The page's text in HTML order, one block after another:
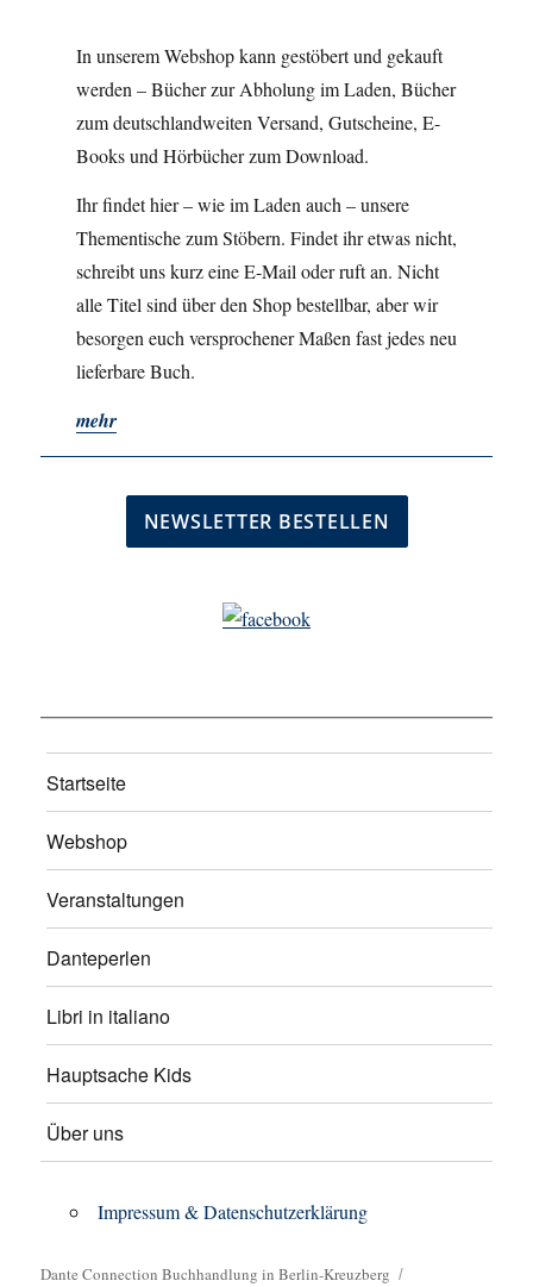
In unserem Webshop kann gestöbert und gekauft
werden – Bücher zur Abholung im Laden, Bücher
zum deutschlandweiten Versand, Gutscheine, E-
Books und Hörbücher zum Download.
Ihr findet hier – wie im Laden auch – unsere
Thementische zum Stöbern. Findet ihr etwas nicht,
schreibt uns kurz eine E-Mail oder ruft an. Nicht
alle Titel sind über den Shop bestellbar, aber wir
besorgen euch versprochener Maßen fast jedes neu
lieferbare Buch.
mehr
Startseite
Webshop
Veranstaltungen
Danteperlen
Libri in italiano
Hauptsache Kids
Über uns
Impressum & Datenschutzerklärung
Dante Connection Buchhandlung in Berlin-Kreuzberg